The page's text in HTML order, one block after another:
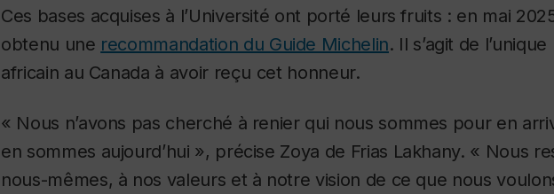
Ces bases acquises à l’Université ont porté leurs fruits : en mai
obtenu une recommandation du Guide Michelin. Il s’agit de
africain au Canada à avoir reçu cet honneur.
« Nous n’avons pas cherché à renier qui nous sommes pour en
en sommes aujourd’hui », précise Zoya de Frias Lakhany. « Nous
nous-mêmes, à nos valeurs et à notre vision de ce que nous